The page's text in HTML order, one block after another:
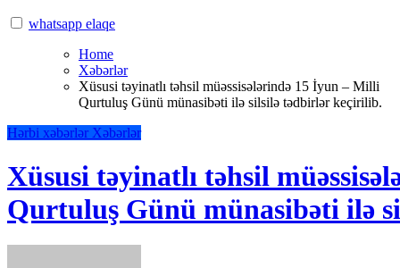
whatsapp elaqe
Home
Xəbərlər
Xüsusi təyinatlı təhsil müəssisələrində 15 İyun – Milli
Qurtuluş Günü münasibəti ilə silsilə tədbirlər keçirilib.
Hərbi xəbərlər Xəbərlər
Xüsusi təyinatlı təhsil
Qurtuluş Günü münasibəti ilə